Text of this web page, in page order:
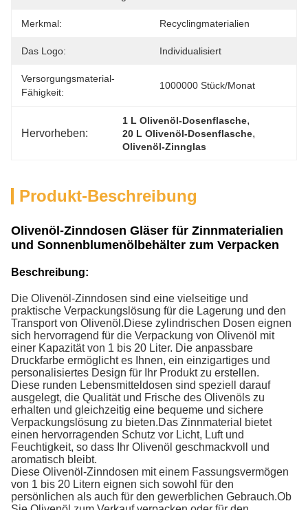
Merkmal: Recyclingmaterialien
Das Logo: Individualisiert
Versorgungsmaterial-
Fähigkeit:
1000000 Stück/Monat
Hervorheben:
1 L Olivenöl-Dosenflasche,
20 L Olivenöl-Dosenflasche,
Olivenöl-Zinnglas
Produkt-Beschreibung
Olivenöl-Zinndosen Gläser für Zinnmaterialien
und Sonnenblumenölbehälter zum Verpacken
Beschreibung:
Die Olivenöl-Zinndosen sind eine vielseitige und
praktische Verpackungslösung für die Lagerung und den
Transport von Olivenöl.Diese zylindrischen Dosen eignen
sich hervorragend für die Verpackung von Olivenöl mit
einer Kapazität von 1 bis 20 Liter. Die anpassbare
Druckfarbe ermöglicht es Ihnen, ein einzigartiges und
personalisiertes Design für Ihr Produkt zu erstellen.
Diese runden Lebensmitteldosen sind speziell darauf
ausgelegt, die Qualität und Frische des Olivenöls zu
erhalten und gleichzeitig eine bequeme und sichere
Verpackungslösung zu bieten.Das Zinnmaterial bietet
einen hervorragenden Schutz vor Licht, Luft und
Feuchtigkeit, so dass Ihr Olivenöl geschmackvoll und
aromatisch bleibt.
Diese Olivenöl-Zinndosen mit einem Fassungsvermögen
von 1 bis 20 Litern eignen sich sowohl für den
persönlichen als auch für den gewerblichen Gebrauch.Ob